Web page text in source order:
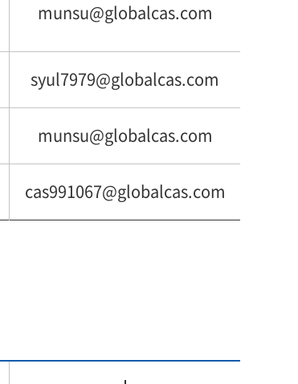
munsu@globalcas.com
syul7979@globalcas.com
munsu@globalcas.com
cas991067@globalcas.com